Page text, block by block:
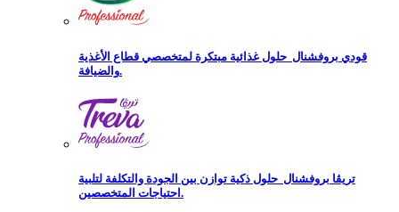
قودي بروفشنال حلول غذائية مبتكرة لمتخصصي قطاع الأغذية
والضيافة.
تريڨا بروفشنال حلول ذكية توازن بين الجودة والتكلفة لتلبية
احتياجات المتخصصين.